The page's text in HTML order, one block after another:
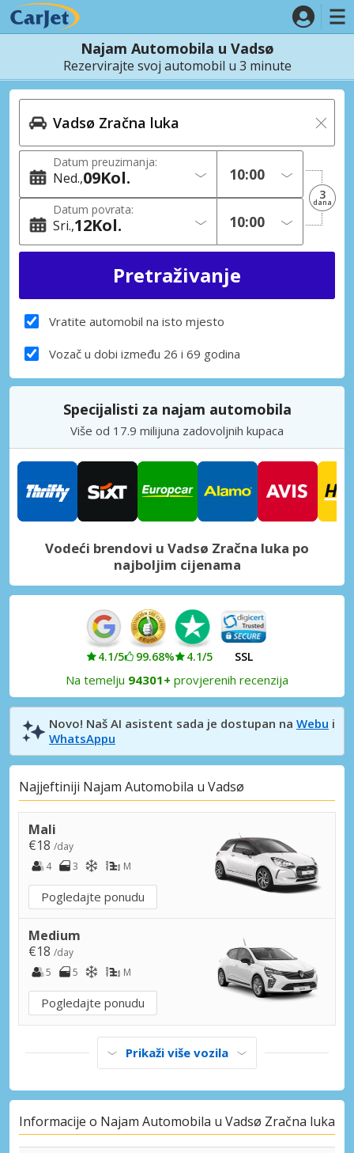
Najam Automobila u Vadsø
Rezervirajte svoj automobil u 3 minute
Datum preuzimanja:
Ned. 09Kol.
Datum povrata:
Sri. 12Kol.
3
dana
Vratite automobil na isto mjesto
Vozač u dobi između 26 i 69 godina
Specijalisti za najam automobila
Više od 17.9 milijuna zadovoljnih kupaca
Vodeći brendovi u Vadsø Zračna luka po
najboljim cijenama
4.1/5 99.68% 4.1/5 SSL
Na temelju 94301+ provjerenih recenzija
Novo! Naš AI asistent sada je dostupan na Webu i
WhatsAppu
Najjeftiniji Najam Automobila u Vadsø
Mali
€18 /day
4
3 M
Pogledajte ponudu
Medium
€18 /day
5
5 M
Pogledajte ponudu
Prikaži više vozila
Informacije o Najam Automobila u Vadsø Zračna luka